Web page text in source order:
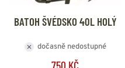
BATOH ŠVÉDSKO 40L HOLÝ
dočasně nedostupné